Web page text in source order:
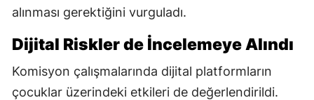
alınması gerektiğini vurguladı.
Dijital Riskler de İncelemeye Alındı
Komisyon çalışmalarında dijital platformların
çocuklar üzerindeki etkileri de değerlendirildi.